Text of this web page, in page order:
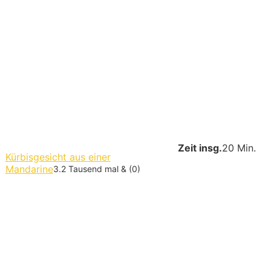
Zeit insg.20 Min.
Kürbisgesicht aus einer
Mandarine3.2 Tausend mal & (0)